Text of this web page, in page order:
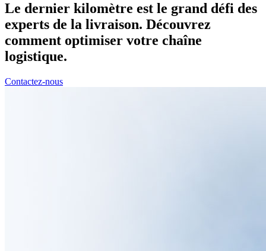
Le dernier kilomètre est le grand défi des
experts de la livraison. Découvrez
comment optimiser votre chaîne
logistique.
Contactez-nous